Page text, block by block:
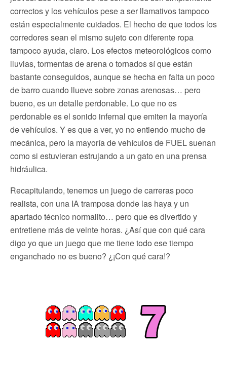
correctos y los vehículos pese a ser llamativos tampoco
están especialmente cuidados. El hecho de que todos los
corredores sean el mismo sujeto con diferente ropa
tampoco ayuda, claro. Los efectos meteorológicos como
lluvias, tormentas de arena o tornados sí que están
bastante conseguidos, aunque se hecha en falta un poco
de barro cuando llueve sobre zonas arenosas… pero
bueno, es un detalle perdonable. Lo que no es
perdonable es el sonido infernal que emiten la mayoría
de vehículos. Y es que a ver, yo no entiendo mucho de
mecánica, pero la mayoría de vehículos de FUEL suenan
como si estuvieran estrujando a un gato en una prensa
hidráulica.
Recapitulando, tenemos un juego de carreras poco
realista, con una IA tramposa donde las haya y un
apartado técnico normalito… pero que es divertido y
entretiene más de veinte horas. ¿Así que con qué cara
digo yo que un juego que me tiene todo ese tiempo
enganchado no es bueno? ¿¡Con qué cara!?